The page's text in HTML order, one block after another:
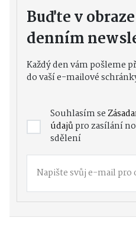
Buďte v
denním
Každý den vám pošleme
do vaší e-mailové
Souhlasím se
údajůpro zasílání
sdělení